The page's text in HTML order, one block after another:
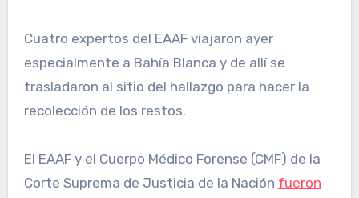
Cuatro expertos del EAAF viajaron ayer
especialmente a Bahía Blanca y de allí se
trasladaron al sitio del hallazgo para hacer la
recolección de los restos.
El EAAF y el Cuerpo Médico Forense (CMF) de la
Corte Suprema de Justicia de la Nación fueron